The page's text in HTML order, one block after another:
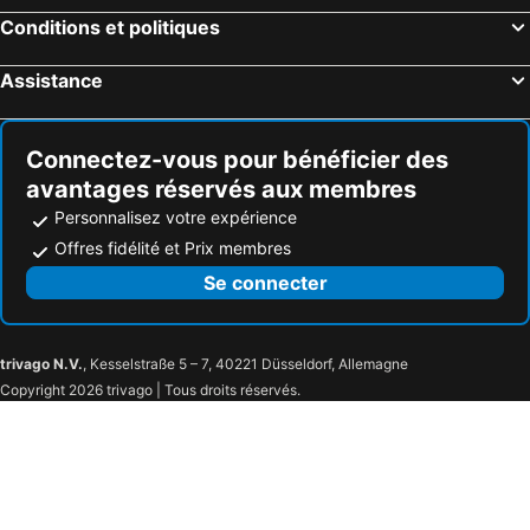
Conditions et politiques
Assistance
Connectez-vous pour bénéficier des
avantages réservés aux membres
Personnalisez votre expérience
Offres fidélité et Prix membres
Se connecter
trivago N.V., Kesselstraße 5 – 7, 40221 Düsseldorf, Allemagne
Copyright 2026 trivago | Tous droits réservés.